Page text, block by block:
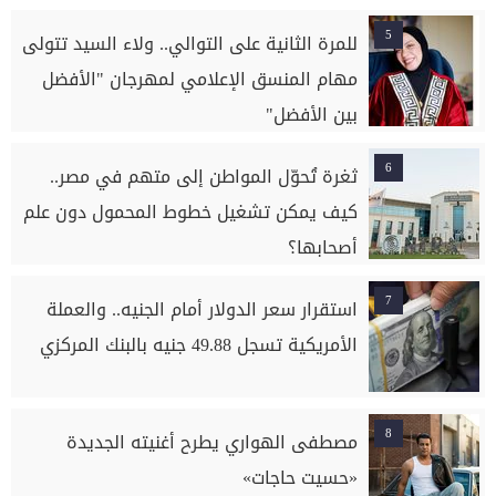
5
للمرة الثانية على التوالي.. ولاء السيد تتولى
مهام المنسق الإعلامي لمهرجان "الأفضل
بين الأفضل"
6
ثغرة تُحوّل المواطن إلى متهم في مصر..
كيف يمكن تشغيل خطوط المحمول دون علم
أصحابها؟
7
استقرار سعر الدولار أمام الجنيه.. والعملة
الأمريكية تسجل 49.88 جنيه بالبنك المركزي
8
مصطفى الهواري يطرح أغنيته الجديدة
«حسيت حاجات»